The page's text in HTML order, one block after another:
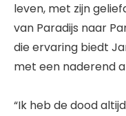
leven, met zijn
van Paradijs naar
die ervaring biedt
met een naderend
“Ik heb de dood